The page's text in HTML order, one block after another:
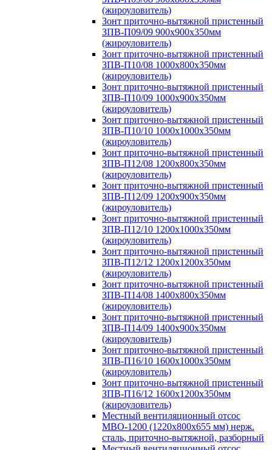
(жироуловитель)
Зонт приточно-вытяжной пристенный
ЗПВ-П09/09 900х900х350мм
(жироуловитель)
Зонт приточно-вытяжной пристенный
ЗПВ-П10/08 1000х800х350мм
(жироуловитель)
Зонт приточно-вытяжной пристенный
ЗПВ-П10/09 1000х900х350мм
(жироуловитель)
Зонт приточно-вытяжной пристенный
ЗПВ-П10/10 1000х1000х350мм
(жироуловитель)
Зонт приточно-вытяжной пристенный
ЗПВ-П12/08 1200х800х350мм
(жироуловитель)
Зонт приточно-вытяжной пристенный
ЗПВ-П12/09 1200х900х350мм
(жироуловитель)
Зонт приточно-вытяжной пристенный
ЗПВ-П12/10 1200х1000х350мм
(жироуловитель)
Зонт приточно-вытяжной пристенный
ЗПВ-П12/12 1200х1200х350мм
(жироуловитель)
Зонт приточно-вытяжной пристенный
ЗПВ-П14/08 1400х800х350мм
(жироуловитель)
Зонт приточно-вытяжной пристенный
ЗПВ-П14/09 1400х900х350мм
(жироуловитель)
Зонт приточно-вытяжной пристенный
ЗПВ-П16/10 1600х1000х350мм
(жироуловитель)
Зонт приточно-вытяжной пристенный
ЗПВ-П16/12 1600х1200х350мм
(жироуловитель)
Местный вентиляционный отсос
МВО-1200 (1220х800х655 мм) нерж.
сталь, приточно-вытяжной, разборный